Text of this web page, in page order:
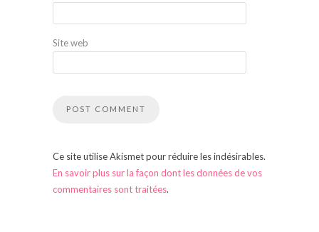
Site web
Ce site utilise Akismet pour réduire les indésirables.
En savoir plus sur la façon dont les données de vos
commentaires sont traitées.